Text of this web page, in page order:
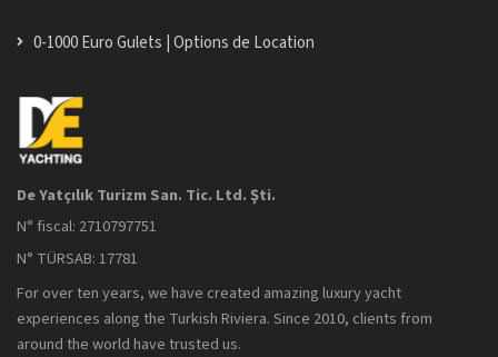
0-1000 Euro Gulets | Options de Location
De Yatçılık Turizm San. Tic. Ltd. Şti.
N° fiscal: 2710797751
N° TÜRSAB: 17781
For over ten years, we have created amazing luxury yacht
experiences along the Turkish Riviera. Since 2010, clients from
around the world have trusted us.